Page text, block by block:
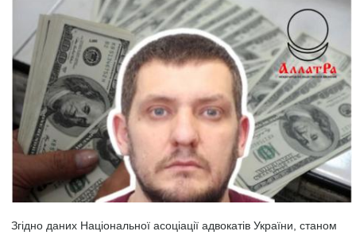
Згідно даних Національної асоціації адвокатів України, станом